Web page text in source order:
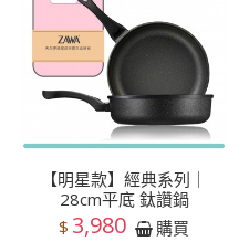
【明星款】經典系列｜
28cm平底 鈦讚鍋
$ 3,980 購買